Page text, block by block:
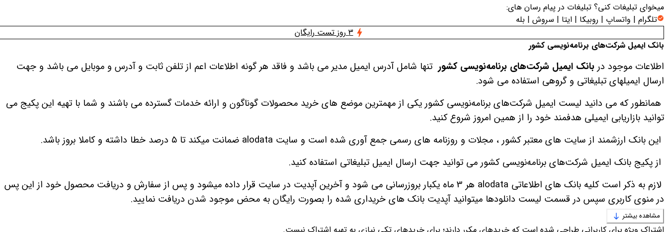
میخوای تبلیغات کنی؟ تبلیغات در پیام رسان های:
تلگرام | واتساپ | روبیکا | ایتا | سروش | بله
3 روز تست رایگان
بانک ایمیل شرکت‌های برنامه‌نویسی کشور
اطلاعات موجود در بانک ایمیل شرکت‌های برنامه‌نویسی کشور تنها شامل آدرس ایمیل مدیر می باشد و فاقد هر گونه اطلاعات اعم از تلفن ثابت و آدرس و موبایل می باشد و جهت
ارسال ایمیلهای تبلیغاتی و گروهی استفاده می شود.
همانطور که می دانید لیست ایمیل شرکت‌های برنامه‌نویسی کشور یکی از مهمترین موضع های خرید محصولات گوناگون و ارائه خدمات گسترده می باشند و شما با تهیه این پکیج می
توانید بازاریابی ایمیلی هدفمند خود را از همین امروز شروع کنید.
این بانک ارزشمند از سایت های معتبر کشور ، مجلات و روزنامه های رسمی جمع آوری شده است و سایت alodata ضمانت میکند تا ۵ درصد خطا داشته و کاملا بروز باشد.
از پکیج بانک ایمیل شرکت‌های برنامه‌نویسی کشور می توانید جهت ارسال ایمیل تبلیغاتی استفاده کنید.
لازم به ذکر است کلیه بانک های اطلاعاتی alodata هر 3 ماه یکبار بروزرسانی می شود و آخرین آپدیت در سایت قرار داده میشود و پس از سفارش و دریافت محصول خود از این پس
در منوی کاربری سپس در قسمت لیست دانلودها میتوانید آپدیت بانک های خریداری شده را بصورت رایگان به محض موجود شدن دریافت نمایید.
مشاهده بیشتر